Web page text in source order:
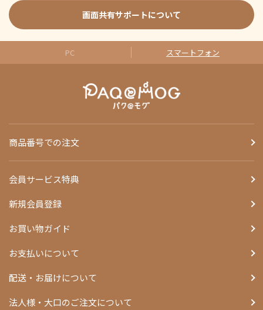
画面共有サポートについて
PC スマートフォン
商品番号での注文
会員サービス特典
新規会員登録
お買い物ガイド
お支払いについて
配送・お届けについて
法人様・大口のご注文について